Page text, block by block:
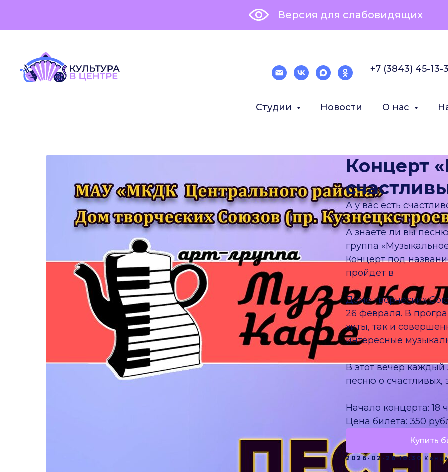
Версия для слабовидящих
+7 (3843) 45-13-
Студии Новости О нас
Концерт
А у вас есть
А знаете ли вы
группа
Концерт под
пройдет в
Доме творческих
26 февраля. В
хиты, так и
интересные
В этот вечер каждый
песню о счастливых,
Начало концерта: 18
Цена билета: 350
Купить
2026-02-26 18:30